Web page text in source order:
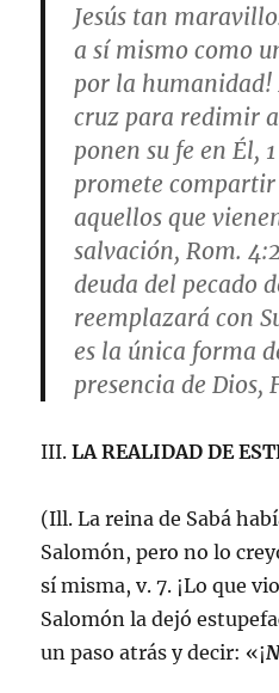
Jesús tan
a sí mismo como
por la humanidad!
cruz para redimir
ponen su fe en Él,
promete compartir
aquellos que
salvación, Rom.
deuda del pecado
reemplazará con
es la única forma
presencia de Dios,
III.LA REALIDAD DE
(Ill. La reina de Sabá
Salomón, pero no lo
sí misma, v. 7. ¡Lo que
Salomón la dejó
un paso atrás y decir: «¡